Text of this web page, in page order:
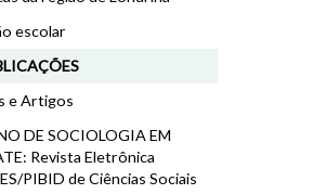
escolar
e Artigos
DE SOCIOLOGIA EM
Revista Eletrônica
PIBID de Ciências Sociais